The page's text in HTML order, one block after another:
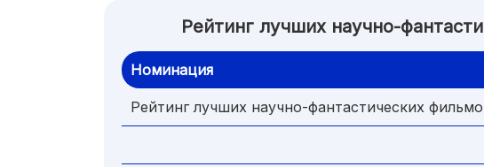
Рейтинг лучших научно-
Номинация
Рейтинг лучших научно-фантастических